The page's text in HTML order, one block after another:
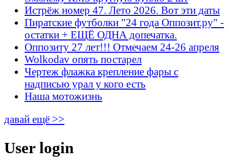
Истрёж номер 47. Лето 2026. Вот эти даты
Пиратские футболки "24 года Оппозит.ру" -
остатки + ЕЩЁ ОДНА допечатка.
Оппозиту 27 лет!!! Отмечаем 24-26 апреля
Wolkodav опять постарел
Чертеж флажка крепление фары с
надписью урал у кого есть
Наша мотожизнь
давай ещё >>
User login